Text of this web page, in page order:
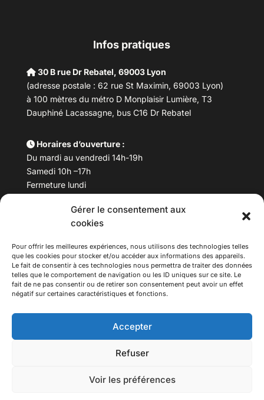
Gérer le consentement aux
cookies
Pour offrir les meilleures expériences, nous utilisons des technologies telles
que les cookies pour stocker et/ou accéder aux informations des appareils.
Le fait de consentir à ces technologies nous permettra de traiter des données
telles que le comportement de navigation ou les ID uniques sur ce site. Le
fait de ne pas consentir ou de retirer son consentement peut avoir un effet
négatif sur certaines caractéristiques et fonctions.
Accepter
Refuser
Voir les préférences
Infos pratiques
30 B rue Dr Rebatel, 69003 Lyon
(adresse postale : 62 rue St Maximin, 69003 Lyon)
à 100 mètres du métro D Monplaisir Lumière, T3
Dauphiné Lacassagne, bus C16 Dr Rebatel
Horaires d’ouverture :
Du mardi au vendredi 14h-19h
Samedi 10h –17h
Fermeture lundi
Téléphone : 04 78 53 06 40
maisondesculturesasiatiques@asiexpo.com
Tous droits réservés.